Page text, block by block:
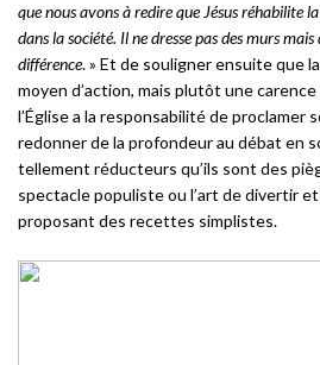
que nous avons à redire que Jésus réhabilite
dans la société. Il ne dresse pas des murs
différence. » Et de souligner ensuite que
moyen d’action, mais plutôt une carence
l’Église a la responsabilité de proclamer
redonner de la profondeur au débat en
tellement réducteurs qu’ils sont des
spectacle populiste ou l’art de divertir et
proposant des recettes simplistes.